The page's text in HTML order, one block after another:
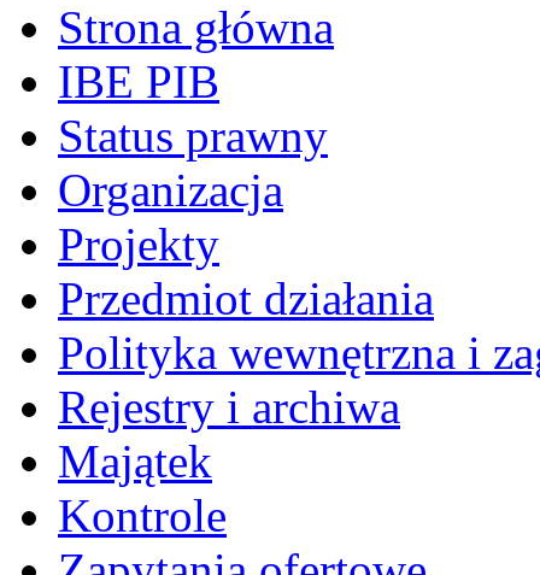
Strona główna
IBE PIB
Status prawny
Organizacja
Projekty
Przedmiot działania
Polityka wewnętrzna i
Rejestry i archiwa
Majątek
Kontrole